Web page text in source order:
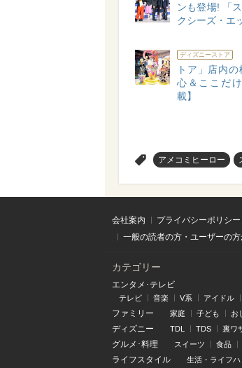
ンも登場! 「
クシーズ・エ
ディズニーストア
トア」店内
心＆ここだ
載】
アメコミヒーロー
会社案内 プライバシーポリシー
一般の読者の方・ユーザーの
カテゴリー
エンタメ･テレビ
テレビ 音楽 V系 アイドル
ファミリー 家庭 子ども お
ディズニー TDL TDS 裏ワ
グルメ･料理 スイーツ 食品
ライフスタイル 生活・ライフハ